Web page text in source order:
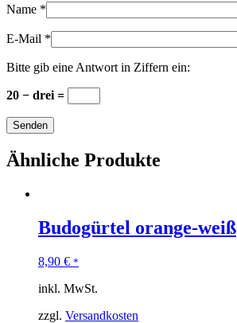
Name *
E-Mail *
Bitte gib eine Antwort in Ziffern ein:
20 − drei =
Ähnliche Produkte
Budogürtel orange-weiß
8,90 € *
inkl. MwSt.
zzgl. Versandkosten